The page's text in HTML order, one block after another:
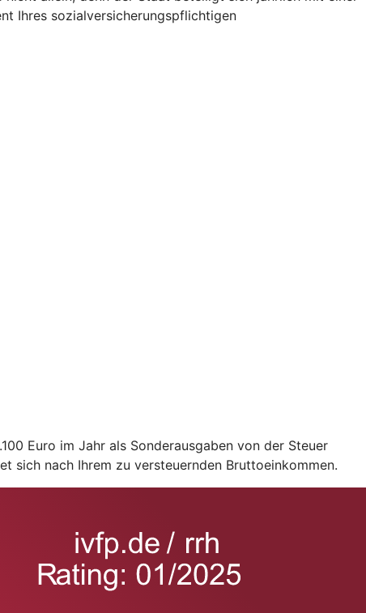
Ihres sozialversicherungspflichtigen
Euro im Jahr als Sonderausgaben von der Steuer
sich nach Ihrem zu versteuernden Bruttoeinkommen.